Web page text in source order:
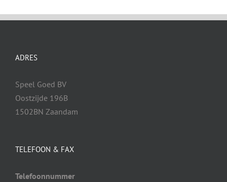
ADRES
Speel Goed BV
Oostzijde 196B
1502BN Zaandam
TELEFOON & FAX
Telefoonnummer